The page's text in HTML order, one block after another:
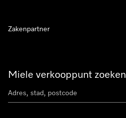
Miele verkooppunt zoeken
Zakenpartner